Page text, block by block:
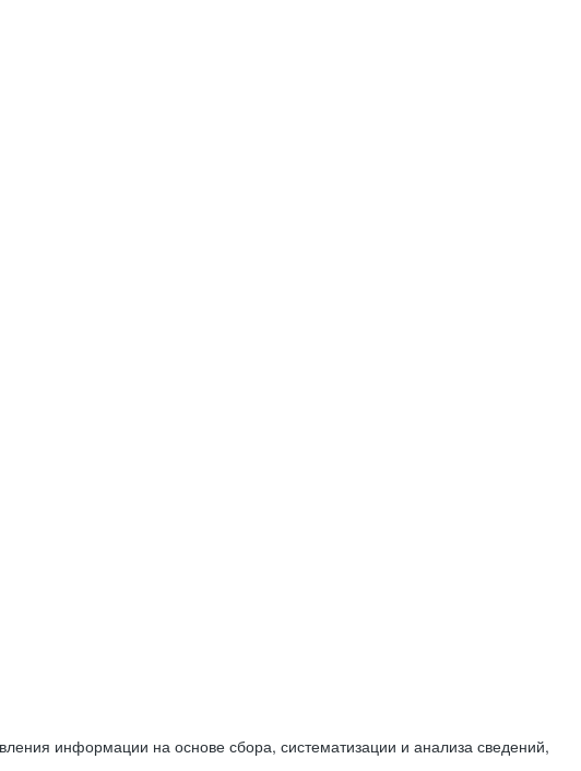
информации на основе сбора, систематизации и анализа сведений,